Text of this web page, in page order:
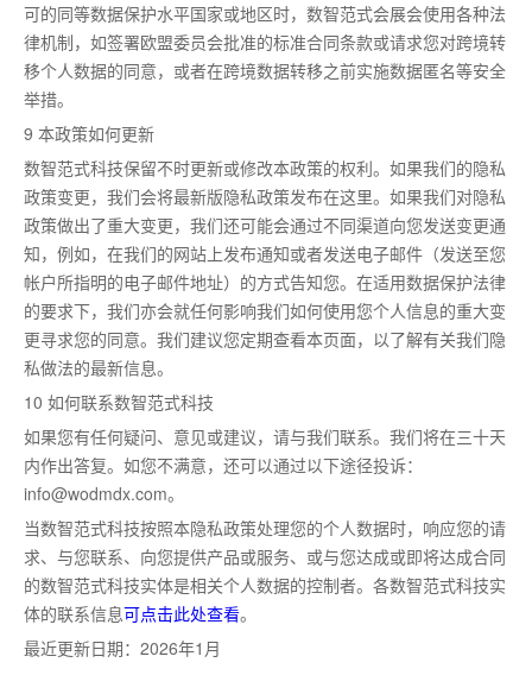
可的同等数据保护水平国家或地区时，数智范式会展会使用各种法
律机制，如签署欧盟委员会批准的标准合同条款或请求您对跨境转
移个人数据的同意，或者在跨境数据转移之前实施数据匿名等安全
举措。
9 本政策如何更新
数智范式科技保留不时更新或修改本政策的权利。如果我们的隐私
政策变更，我们会将最新版隐私政策发布在这里。如果我们对隐私
政策做出了重大变更，我们还可能会通过不同渠道向您发送变更通
知，例如，在我们的网站上发布通知或者发送电子邮件（发送至您
帐户所指明的电子邮件地址）的方式告知您。在适用数据保护法律
的要求下，我们亦会就任何影响我们如何使用您个人信息的重大变
更寻求您的同意。我们建议您定期查看本页面，以了解有关我们隐
私做法的最新信息。
10 如何联系数智范式科技
如果您有任何疑问、意见或建议，请与我们联系。我们将在三十天
内作出答复。如您不满意，还可以通过以下途径投诉：
info@wodmdx.com。
当数智范式科技按照本隐私政策处理您的个人数据时，响应您的请
求、与您联系、向您提供产品或服务、或与您达成或即将达成合同
的数智范式科技实体是相关个人数据的控制者。各数智范式科技实
体的联系信息可点击此处查看。
最近更新日期：2026年1月